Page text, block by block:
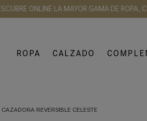
ONLINE LA MAYOR GAMA DE ROPA,
ROPA CALZADO
CAZADORA REVERSIBLE CELESTE